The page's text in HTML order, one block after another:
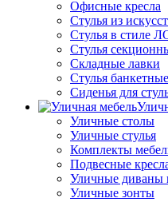
Офисные кресла
Стулья из
Стулья в стиле
Стулья
Складные лавки
Стулья банкетные
Сиденья для
Уличные столы
Уличные стулья
Комплекты
Подвесные
Уличные диваны
Уличные зонты